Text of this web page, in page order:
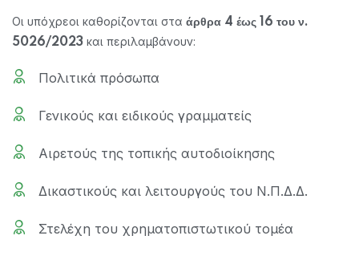
Οι υπόχρεοι καθορίζονται στα άρθρα 4 έως 16 του ν.
5026/2023 και περιλαμβάνουν:
Πολιτικά πρόσωπα
Γενικούς και ειδικούς γραμματείς
Αιρετούς της τοπικής αυτοδιοίκησης
Δικαστικούς και λειτουργούς του Ν.Π.Δ.Δ.
Στελέχη του χρηματοπιστωτικού τομέα